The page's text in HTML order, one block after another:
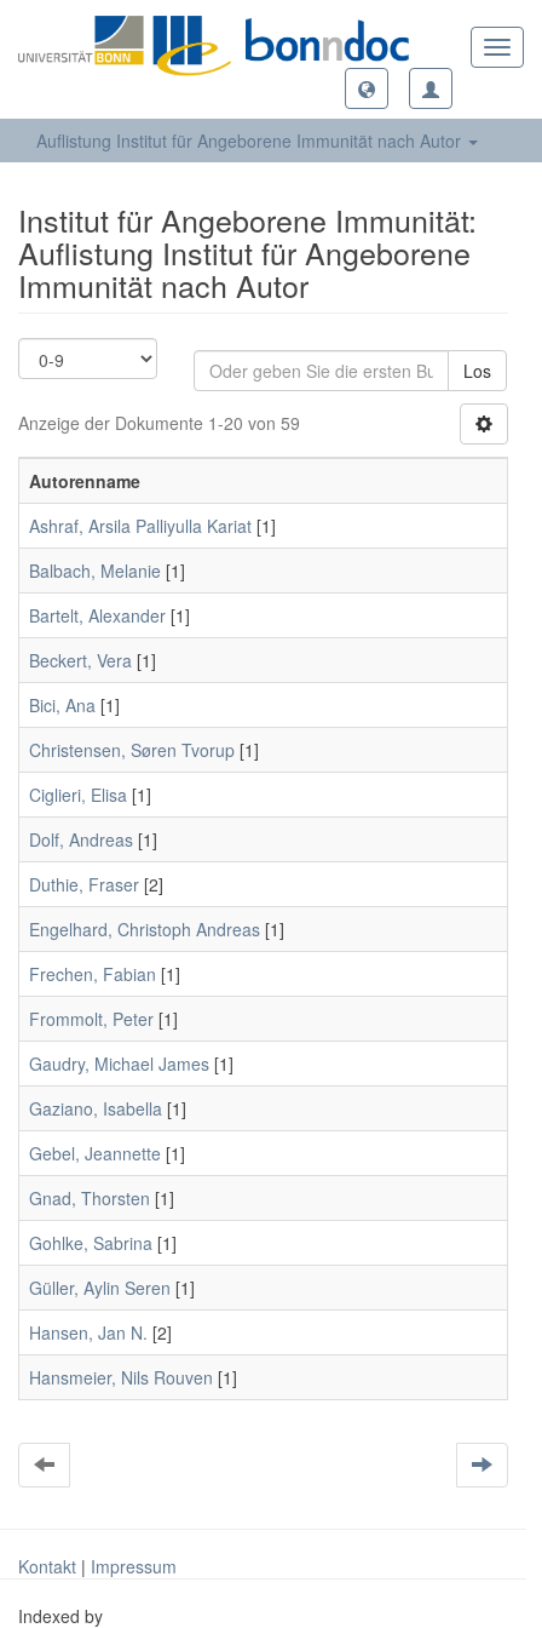
Auflistung Institut für Angeborene Immunität nach Autor
Institut für Angeborene Immunität:
Auflistung Institut für Angeborene
Immunität nach Autor
Los
Anzeige der Dokumente 1-20 von 59
Autorenname
Ashraf, Arsila Palliyulla Kariat [1]
Balbach, Melanie [1]
Bartelt, Alexander [1]
Beckert, Vera [1]
Bici, Ana [1]
Christensen, Søren Tvorup [1]
Ciglieri, Elisa [1]
Dolf, Andreas [1]
Duthie, Fraser [2]
Engelhard, Christoph Andreas [1]
Frechen, Fabian [1]
Frommolt, Peter [1]
Gaudry, Michael James [1]
Gaziano, Isabella [1]
Gebel, Jeannette [1]
Gnad, Thorsten [1]
Gohlke, Sabrina [1]
Güller, Aylin Seren [1]
Hansen, Jan N. [2]
Hansmeier, Nils Rouven [1]
Kontakt | Impressum
Indexed by